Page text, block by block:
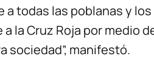
a todas las poblanas y
la Cruz Roja por medio
sociedad”, manifestó.